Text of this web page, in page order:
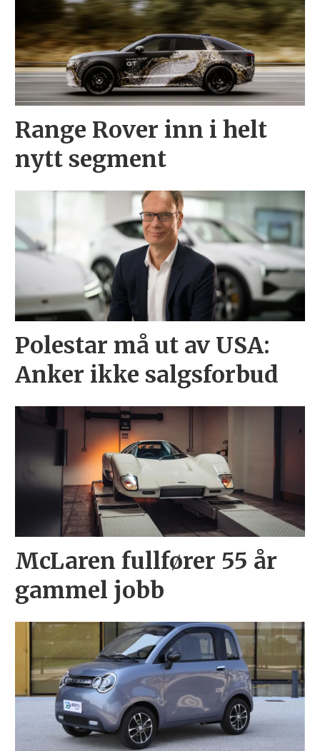
Range Rover inn i helt
nytt segment
Polestar må ut av USA:
Anker ikke salgsforbud
McLaren fullfører 55 år
gammel jobb